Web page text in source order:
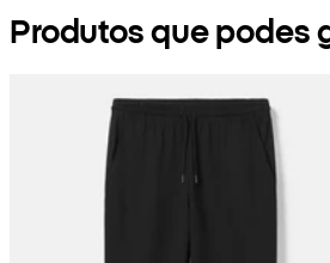
Produtos que podes